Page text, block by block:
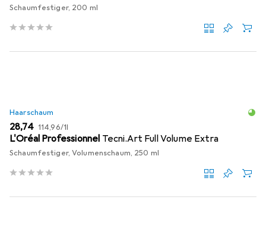
Schaumfestiger, 200 ml
Haarschaum
EUR
28,74 EUR
114,96/1l
L'Oréal Professionnel Tecni.Art Full Volume Extra
Schaumfestiger, Volumenschaum, 250 ml